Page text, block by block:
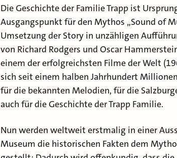
Die Geschichte der Familie Trapp ist
Ausgangspunkt für den Mythos „Sound of
Umsetzung der Story in unzähligen
von Richard Rodgers und Oscar
einem der erfolgreichsten Filme der Welt
sich seit einem halben Jahrhundert
für die bekannten Melodien, für die
auch für die Geschichte der Trapp Familie.
Nun werden weltweit erstmalig in einer
Museum die historischen Fakten dem